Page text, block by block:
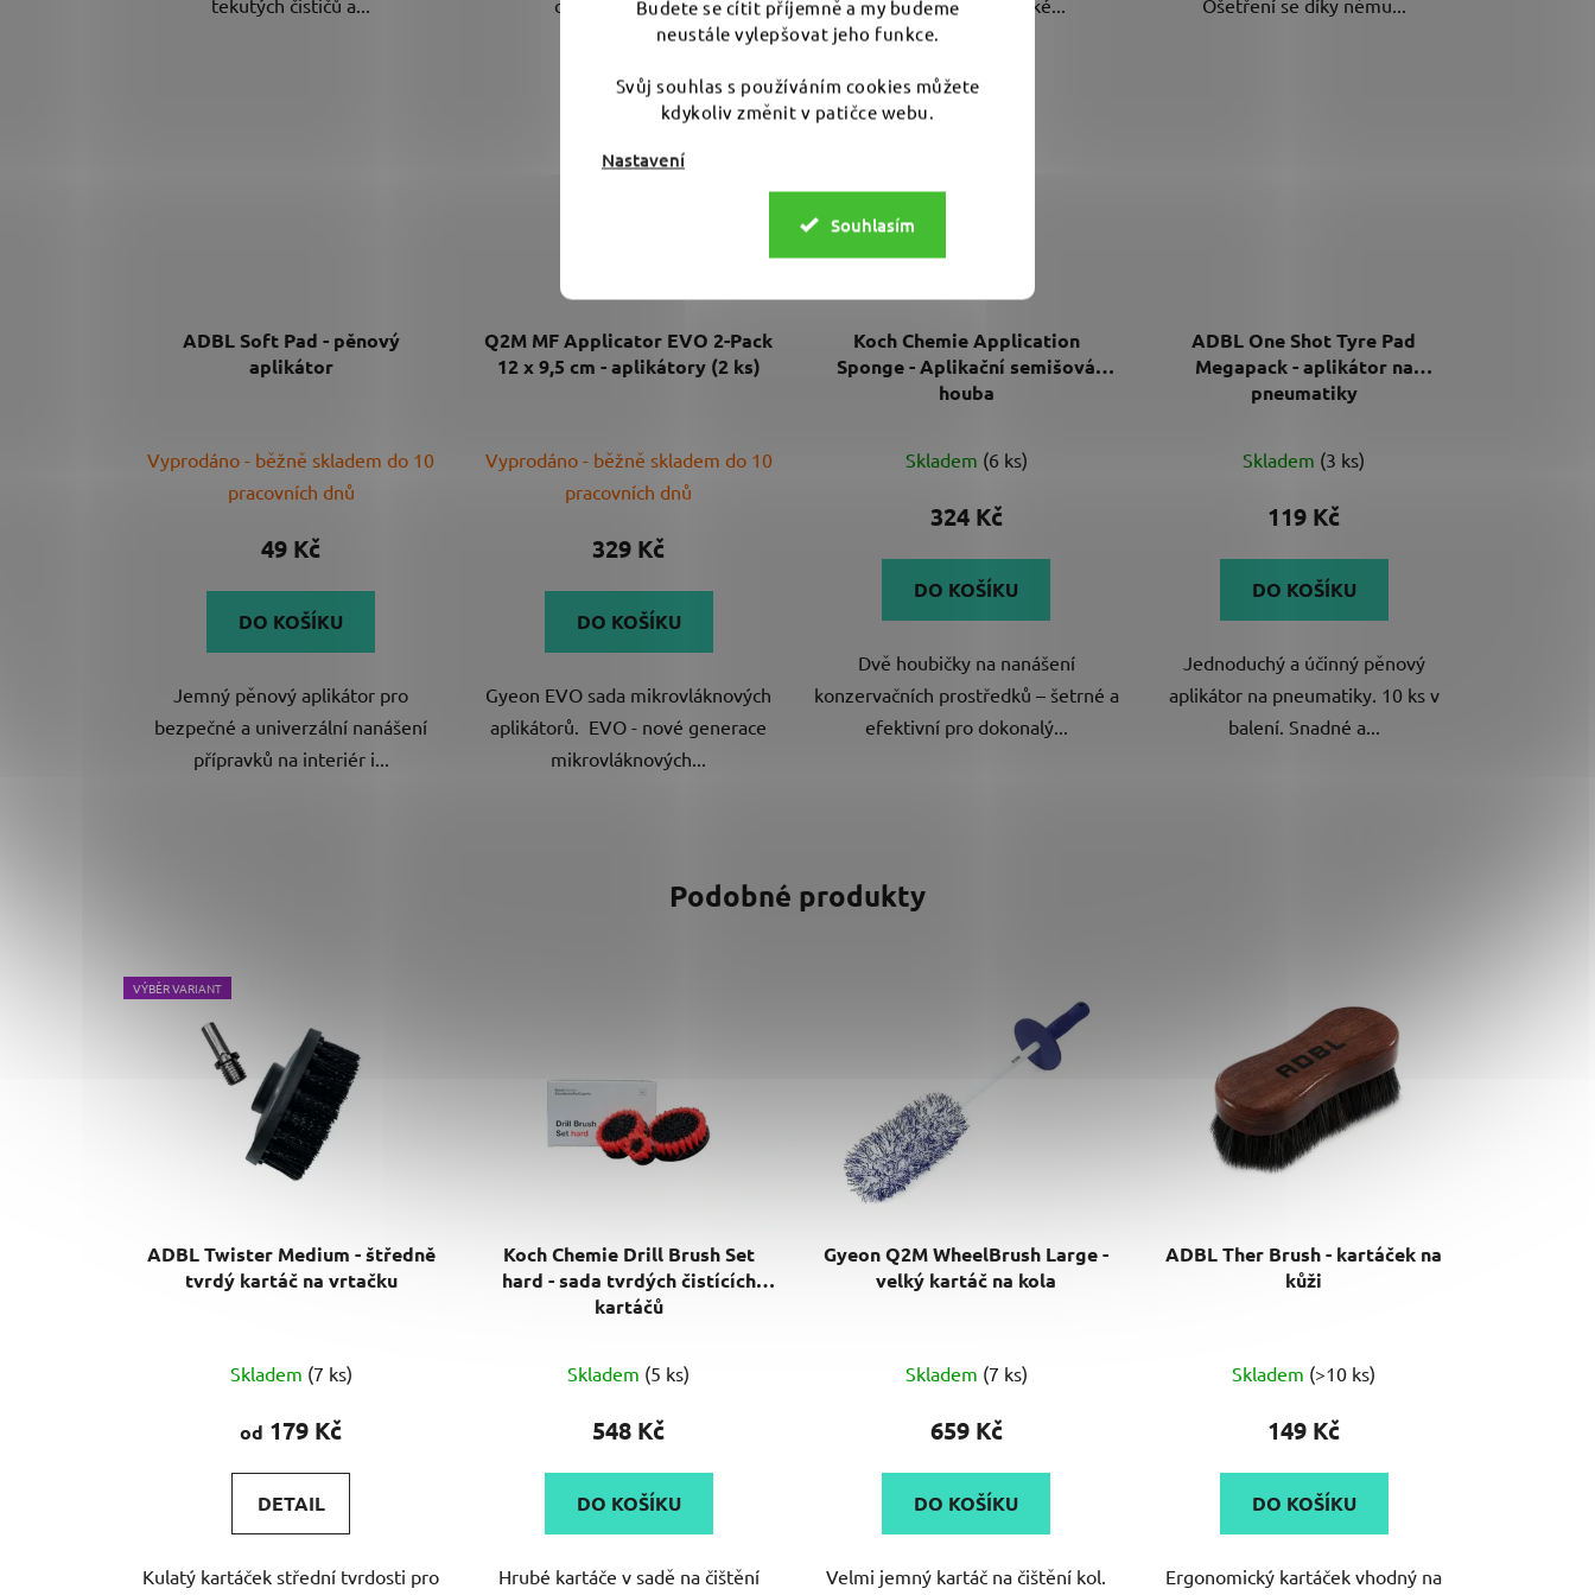
Budete se cítit příjemně a my budeme
neustále vylepšovat jeho funkce.
Svůj souhlas s používáním cookies můžete
kdykoliv změnit v patičce webu.
Nastavení
Souhlasím
tekutých čističů a...
ošetření plastů i...
nebo nárazník. Měkké...
Ošetření se díky němu...
ADBL Soft Pad - pěnový
aplikátor
hodnocení
produktu
z
5
Vyprodáno - běžně skladem do 10
pracovních dnů
49 Kč
DO KOŠÍKU
Jemný pěnový aplikátor pro
bezpečné a univerzální nanášení
přípravků na interiér i...
Q2M MF Applicator EVO 2-Pack
12 x 9,5 cm - aplikátory (2 ks)
Vyprodáno - běžně skladem do 10
pracovních dnů
329 Kč
DO KOŠÍKU
Gyeon EVO sada mikrovláknových
aplikátorů. EVO - nové generace
mikrovláknových...
Koch Chemie Application
Sponge - Aplikační semišová
houba
Skladem (6 ks)
324 Kč
DO KOŠÍKU
Dvě houbičky na nanášení
konzervačních prostředků – šetrné a
efektivní pro dokonalý...
ADBL One Shot Tyre Pad
Megapack - aplikátor na
pneumatiky
hodnocení
produktu
5,0
z
hvězdiček.
Skladem (3 ks)
119 Kč
DO KOŠÍKU
Jednoduchý a účinný pěnový
aplikátor na pneumatiky. 10 ks v
balení. Snadné a...
Podobné produkty
VÝBĚR VARIANT
ADBL Twister Medium - štředně
tvrdý kartáč na vrtačku
hodnocení
produktu
5,0
z
hvězdiček.
Skladem (7 ks)
od 179 Kč
DETAIL
Kulatý kartáček střední tvrdosti pro
Koch Chemie Drill Brush Set
hard - sada tvrdých čistících
kartáčů
hodnocení
produktu
5,0
z
hvězdiček.
Skladem (5 ks)
548 Kč
DO KOŠÍKU
Hrubé kartáče v sadě na čištění
Gyeon Q2M WheelBrush Large -
velký kartáč na kola
hodnocení
produktu
5,0
z
hvězdiček.
Skladem (7 ks)
659 Kč
DO KOŠÍKU
Velmi jemný kartáč na čištění kol.
ADBL Ther Brush - kartáček na
kůži
hodnocení
produktu
4,0
z
hvězdiček.
Skladem (>10 ks)
149 Kč
DO KOŠÍKU
Ergonomický kartáček vhodný na